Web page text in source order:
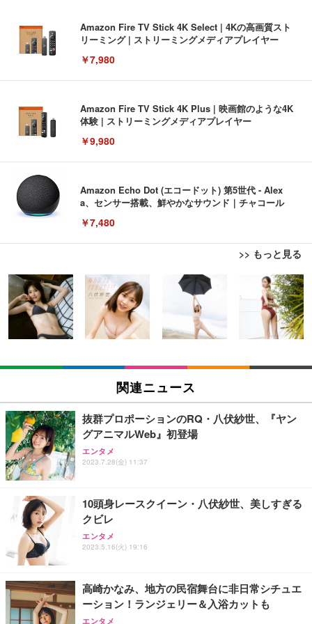
Amazon Fire TV Stick 4K Select | 4Kの高画質スト
リーミング | ストリーミングメディアプレイヤー
￥7,980
Amazon Fire TV Stick 4K Plus | 映画館のような4K
体験 | ストリーミングメディアプレイヤー
￥9,980
Amazon Echo Dot (エコードット) 第5世代 - Alex
a、センサー搭載、鮮やかなサウンド｜チャコール
￥7,480
>> もっと見る
[EdoErgo] オフィスチェア 椅子 テレワーク 疲れな
い 跳ね上げ式アームレスト コンパクト 約105度ロッ
キング pc 事務椅子 360度回転 座面昇降 強化ナイロ
ン樹脂ベース 通気性メッシュ 在宅ワーク H-WY01
(黒網+黒枠+黒足)
￥5,699
SIHOO B100 オフィスチェア／デスクチェア メッシ
ュチェア 人間工学 疲れない ブラック
￥27,999
ワーク チェア 強化バックレスト 30度ロッキング機
能 人間工学 椅子 腰サポート 90度跳ね上げ式アーム
務用 おしゃれ パソコンチェア (ブラック)
Sezlife オフィスチェア デスクチェア 疲れない テレ
ワーク チェア 強化バックレスト 30度ロッキング機
能 人間工学 椅子 腰サポート 90度跳ね上げ式アーム
務用 おしゃれ パソコンチェア (ホワイト)
ANDWINT オフィスチェア デスクチェア 肘なし メ
ッシュ 通気性 ランバーサポート付き 腰サポート ガ
EIZO ビジネス向けプレミアムモニター | FlexScan
EV3240X-WT | 31.5型4K UHD・USB Type-C・ホワ
￥105,595
EIZO ビジネス向けプレミアムモニター | FlexScan
￥109,572
【純正品】27"ゲーミングモニター DualSense 充電
フック付き（CFI-ZDM1J）
【整備済み品】Dell E2724HS 27インチ 液晶モニタ
ー フルHD（1920×1080）VA 非光沢 HDMI/DisplayP
ort/VGA スピーカー内蔵 高さ調整 スイベル VESA対
【MiniLED/24.5inch/280Hz/FHD】GRAPHT THE S
HOOTER Gaming Monitor 24” Essential ゲーミン
Amazonベーシック ペットシーツ 薄型 レギュラー 1
回使い捨て 無香料 ホワイト 300枚
￥3,373
Amazonベーシック ペットシーツ 厚型 ワイド 42枚
x2袋(84枚) ホワイト(吸収面:ライトブルー)
￥3,234
ネオ・ルーライフ ネオ・オムツ L 中型犬用 26枚入
り 単品
Smart Basic(スマートベーシック) 【Amazon.co.jp
限定】 Smart Basic アイリスオーヤマ ペットシーツ
超厚型 お徳用 ワイド 100枚入 (x 1) (ケース販売)
アイリスオーヤマ ペットシーツ 超厚型 お徳用 レギ
関連ニュース
抜群プロポーションのRQ・八伏紗世、『ヤン
グアニマルWeb』初登場
エンタメ
2023.7.28(金) 11:37
10頭身レースクイーン・八伏紗世、美しすぎる
クビレ
エンタメ
2023.5.16(火) 19:16
高崎かなみ、地方の民宿舞台に非日常シチュエ
ーション！ランジェリー＆入浴カットも
エンタメ